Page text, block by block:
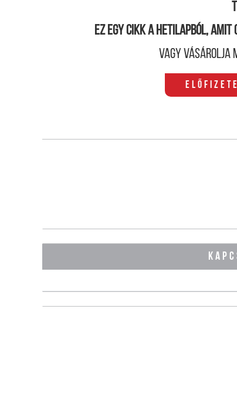
Ez egy cikk a hetilapból,
Vagy vásárolja